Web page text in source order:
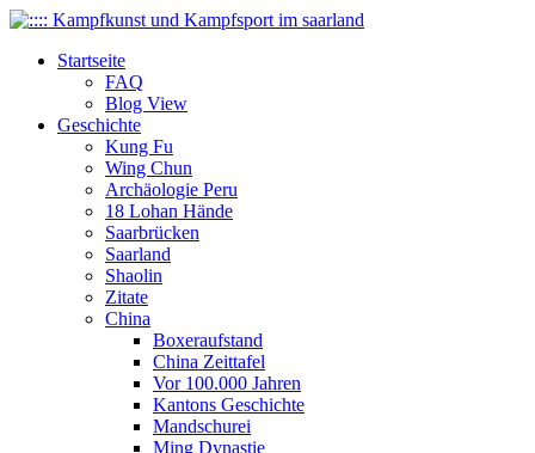
Startseite
FAQ
Blog View
Geschichte
Kung Fu
Wing Chun
Archäologie Peru
18 Lohan Hände
Saarbrücken
Saarland
Shaolin
Zitate
China
Boxeraufstand
China Zeittafel
Vor 100.000 Jahren
Kantons Geschichte
Mandschurei
Ming Dynastie